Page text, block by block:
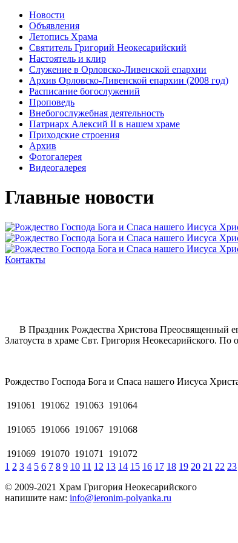
Новости
Объявления
Летопись Храма
Святитель Григорий Неокесарийский
Настоятель и клир
Служение в Орловско-Ливенской епархии
Архив Орловско-Ливенской епархии (2008 год)
Расписание богослужений
Проповедь
Внебогослужебная деятельность
Патриарх Алексий II в нашем храме
Приходские строения
Архив
Фотогалерея
Видеогалерея
Главные новости
Контакты
В Праздник Рождества Христова Преосвященный
Златоуста в храме Свт. Григория Неокесарийского.
Рoждecтвo Гocпoдa Бога и Спаса нашего Иисуса
191061 191062 191063 191064
191065 191066 191067 191068
191069 191070 191071
191072
1 2 3 4 5 6 7 8 9 10 11 12 13 14 15 16 17 18 19 20 21 22 23
© 2009-2021 Храм Григория Неокесарийского
напишите нам: info@ieronim-polyanka.ru